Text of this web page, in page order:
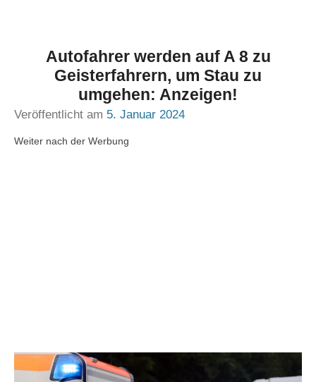
Autofahrer werden auf A 8 zu
Geisterfahrern, um Stau zu
umgehen: Anzeigen!
Veröffentlicht am 5. Januar 2024
Weiter nach der Werbung